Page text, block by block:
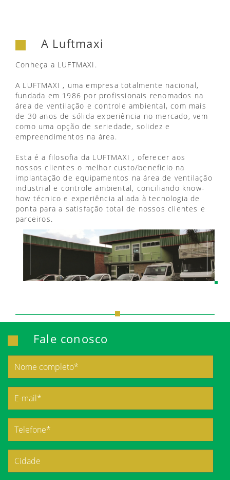
A Luftmaxi
Conheça a LUFTMAXI.
A LUFTMAXI , uma empresa totalmente nacional,
fundada em 1986 por profissionais renomados na
área de ventilação e controle ambiental, com mais
de 30 anos de sólida experiência no mercado, vem
como uma opção de seriedade, solidez e
empreendimentos na área.
Esta é a filosofia da LUFTMAXI , oferecer aos
nossos clientes o melhor custo/beneficio na
implantação de equipamentos na área de ventilação
industrial e controle ambiental, conciliando know-
how técnico e experiência aliada à tecnologia de
ponta para a satisfação total de nossos clientes e
parceiros.
Fale conosco